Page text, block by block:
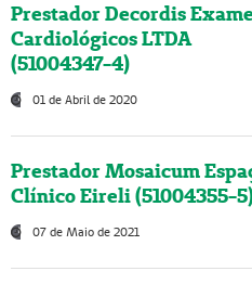
Prestador Decordis
Cardiológicos LTDA
(51004347-4)
01 de Abril de 2020
Prestador Mosaicum
Clínico Eireli (51004355-
07 de Maio de 2021